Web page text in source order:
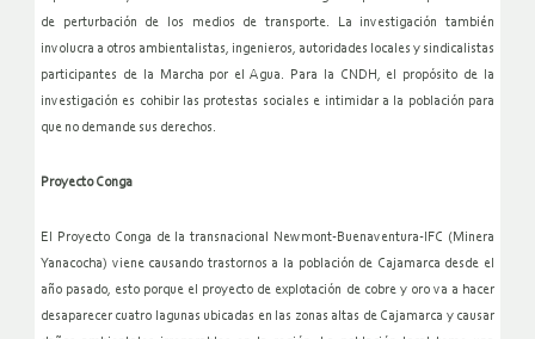
de perturbación de los medios de transporte. La investigación también
involucra a otros ambientalistas, ingenieros, autoridades locales y sindicalistas
participantes de la Marcha por el Agua. Para la CNDH, el propósito de la
investigación es cohibir las protestas sociales e intimidar a la población para
que no demande sus derechos.
Proyecto Conga
El Proyecto Conga de la transnacional Newmont-Buenaventura-IFC (Minera
Yanacocha) viene causando trastornos a la población de Cajamarca desde el
año pasado, esto porque el proyecto de explotación de cobre y oro va a hacer
desaparecer cuatro lagunas ubicadas en las zonas altas de Cajamarca y causar